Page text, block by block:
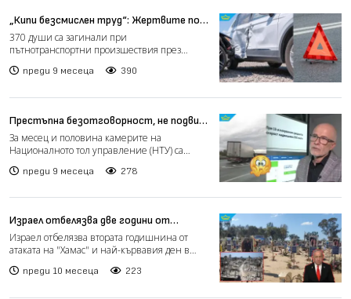
„Кипи безсмислен труд“: Жертвите по
пътищата не намаляват въпреки
новите закони и камери
370 души са загинали при
пътнотранспортни произшествия през
преди 9 месеца 390
Престъпна безотговорност, не подвиг:
Поредният шофьор с 248 км/ч по АМ
„Тракия“
За месец и половина камерите на
Националното тол управление (НТУ) са
преди 9 месеца 278
Израел отбелязва две години от
атаката на "Хамас" на 7 октомври
Израел отбелязва втората годишнина от
атаката на "Хамас" и най-кървавия ден в
преди 10 месеца 223